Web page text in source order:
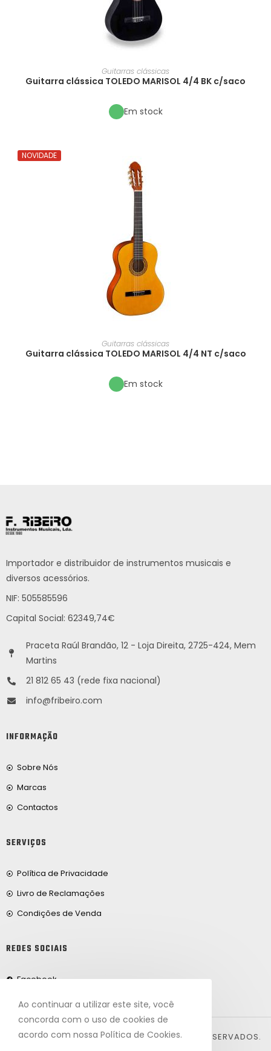
Guitarras clássicas
Guitarra clássica TOLEDO MARISOL 4/4 BK c/saco
Em stock
NOVIDADE
Guitarras clássicas
Guitarra clássica TOLEDO MARISOL 4/4 NT c/saco
Em stock
Importador e distribuidor de instrumentos musicais e
diversos acessórios.
NIF: 505585596
Capital Social: 62349,74€
Praceta Raúl Brandão, 12 - Loja Direita, 2725-424, Mem
Martins
21 812 65 43 (rede fixa nacional)
info@fribeiro.com
INFORMAÇÃO
Sobre Nós
Marcas
Contactos
SERVIÇOS
Política de Privacidade
Livro de Reclamações
Condições de Venda
REDES SOCIAIS
Facebook
© 2024, FRIBEIRO.COM. TODOS OS DIREITOS RESERVADOS.
Ao continuar a utilizar este site, você
concorda com o uso de cookies de
acordo com nossa Política de Cookies.